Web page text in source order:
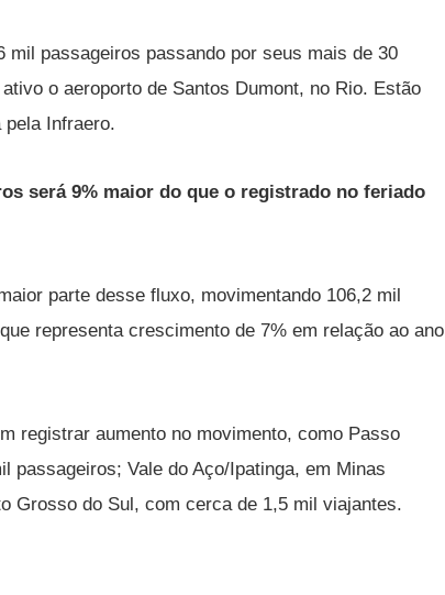
mil passageiros passando por seus mais de 30
o aeroporto de Santos Dumont, no Rio. Estão
Infraero.
será 9% maior do que o registrado no feriado
parte desse fluxo, movimentando 106,2 mil
representa crescimento de 7% em relação ao ano
registrar aumento no movimento, como Passo
passageiros; Vale do Aço/Ipatinga, em Minas
Grosso do Sul, com cerca de 1,5 mil viajantes.